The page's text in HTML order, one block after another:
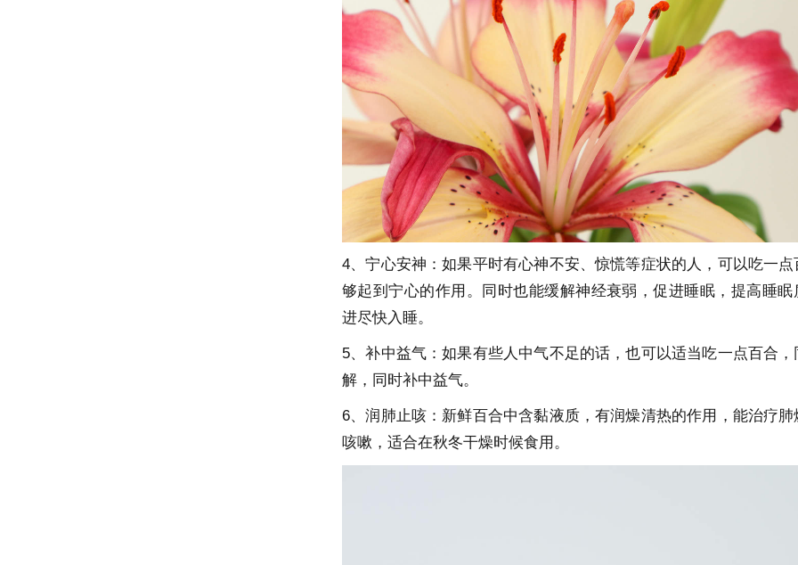
4、宁心安神：如果平时有心神不安、惊慌等症状的人，可以吃一点
够起到宁心的作用。同时也能缓解神经衰弱，促进睡眠，提高睡眠
进尽快入睡。
5、补中益气：如果有些人中气不足的话，也可以适当吃一点百合，
解，同时补中益气。
6、润肺止咳：新鲜百合中含黏液质，有润燥清热的作用，能治疗肺
咳嗽，适合在秋冬干燥时候食用。